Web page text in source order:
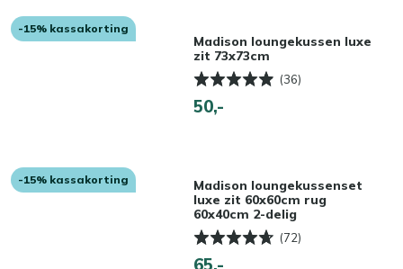
-15% kassakorting
Madison loungekussen luxe
zit 73x73cm
(36)
50,-
-15% kassakorting
Madison loungekussenset
luxe zit 60x60cm rug
60x40cm 2-delig
(72)
65,-